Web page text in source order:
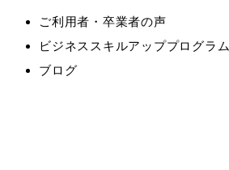
ご利用者・卒業者の声
ビジネススキルアッププログラム
ブログ